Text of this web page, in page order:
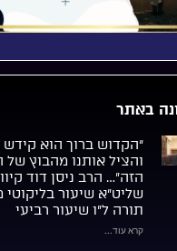
באתר
“הקדוש ברוך הוא קידש
והציל אותנו מהבוץ של
הזה”… הרב ניסן דוד
שליט”א שיעור בליקוטי
תורה ל”ו שיעור רביעי
קרא עוד...